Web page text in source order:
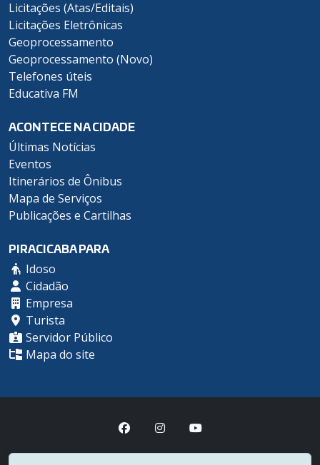
Licitações (Atas/Editais)
Licitações Eletrônicas
Geoprocessamento
Geoprocessamento (Novo)
Telefones úteis
Educativa FM
ACONTECE NA CIDADE
Últimas Notícias
Eventos
Itinerários de Ônibus
Mapa de Serviços
Publicações e Cartilhas
PIRACICABA PARA
Idoso
Cidadão
Empresa
Turista
Servidor Público
Mapa do site